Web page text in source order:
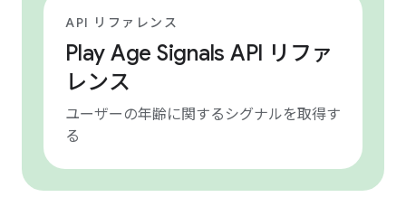
API リファレンス
Play Age Signals API リファ
レンス
ユーザーの年齢に関するシグナルを取得す
る